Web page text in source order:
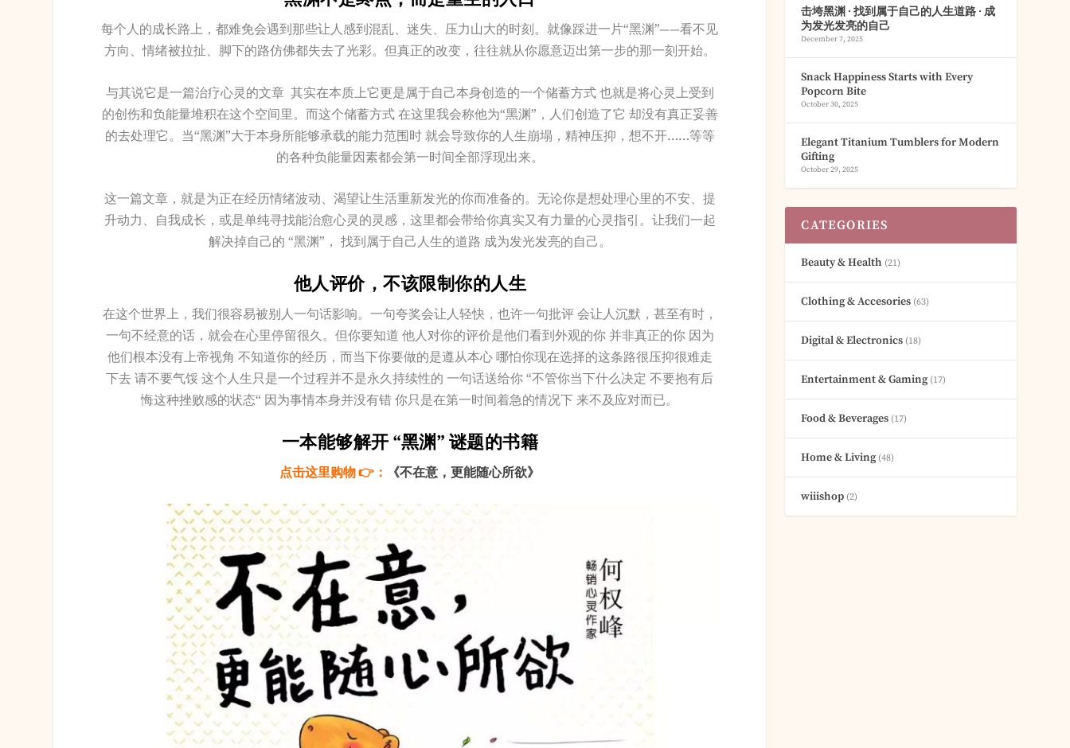
每个人的成长路上，都难免会遇到那些让人感到混乱、迷失、压力山大的时刻。就像踩进一片“黑渊”——看不见
方向、情绪被拉扯、脚下的路仿佛都失去了光彩。但真正的改变，往往就从你愿意迈出第一步的那一刻开始。
与其说它是一篇治疗心灵的文章 其实在本质上它更是属于自己本身创造的一个储蓄方式 也就是将心灵上受到
的创伤和负能量堆积在这个空间里。而这个储蓄方式 在这里我会称他为“黑渊”，人们创造了它 却没有真正妥善
的去处理它。当“黑渊”大于本身所能够承载的能力范围时 就会导致你的人生崩塌，精神压抑，想不开……等等
的各种负能量因素都会第一时间全部浮现出来。
这一篇文章，就是为正在经历情绪波动、渴望让生活重新发光的你而准备的。无论你是想处理心里的不安、提
升动力、自我成长，或是单纯寻找能治愈心灵的灵感，这里都会带给你真实又有力量的心灵指引。让我们一起
解决掉自己的 “黑渊”， 找到属于自己人生的道路 成为发光发亮的自己。
他人评价，不该限制你的人生
在这个世界上，我们很容易被别人一句话影响。一句夸奖会让人轻快，也许一句批评 会让人沉默，甚至有时，
一句不经意的话，就会在心里停留很久。但你要知道 他人对你的评价是他们看到外观的你 并非真正的你 因为
他们根本没有上帝视角 不知道你的经历，而当下你要做的是遵从本心 哪怕你现在选择的这条路很压抑很难走
下去 请不要气馁 这个人生只是一个过程并不是永久持续性的 一句话送给你 “不管你当下什么决定 不要抱有后
悔这种挫败感的状态“ 因为事情本身并没有错 你只是在第一时间着急的情况下 来不及应对而已。
一本能够解开 “黑渊” 谜题的书籍
点击这里购物 👉： 《不在意，更能随心所欲》
击垮黑渊 · 找到属于自己的人生道路 · 成
为发光发亮的自己
December 7, 2025
Snack Happiness Starts with Every
Popcorn Bite
October 30, 2025
Elegant Titanium Tumblers for Modern
Gifting
October 29, 2025
CATEGORIES
Beauty & Health (21)
Clothing & Accesories (63)
Digital & Electronics (18)
Entertainment & Gaming(17)
Food & Beverages (17)
Home & Living(48)
wiiishop (2)